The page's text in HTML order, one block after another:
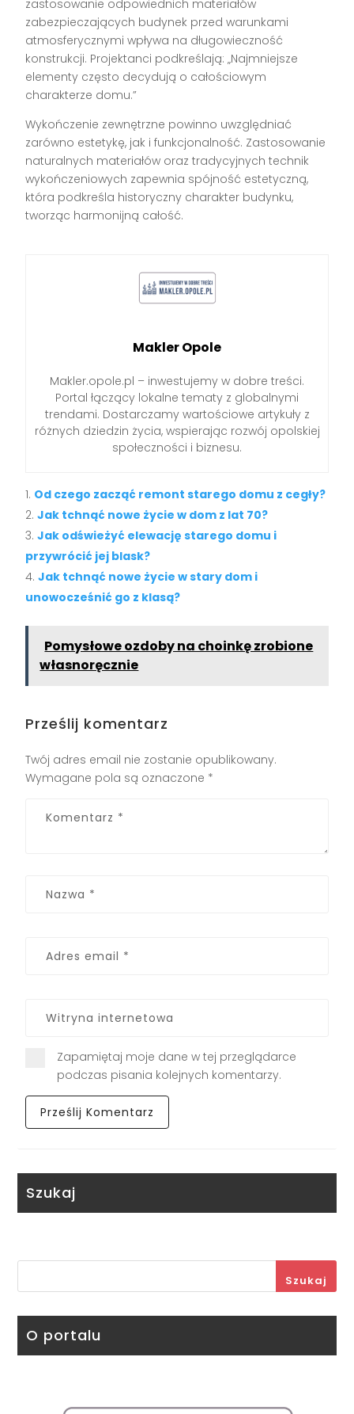
zastosowanie odpowiednich materiałów
zabezpieczających budynek przed warunkami
atmosferycznymi wpływa na długowieczność
konstrukcji. Projektanci podkreślają: „Najmniejsze
elementy często decydują o całościowym
charakterze domu.”
Wykończenie zewnętrzne powinno uwzględniać
zarówno estetykę, jak i funkcjonalność. Zastosowanie
naturalnych materiałów oraz tradycyjnych technik
wykończeniowych zapewnia spójność estetyczną,
która podkreśla historyczny charakter budynku,
tworząc harmonijną całość.
Makler Opole
Makler.opole.pl – inwestujemy w dobre treści.
Portal łączący lokalne tematy z globalnymi
trendami. Dostarczamy wartościowe artykuły z
różnych dziedzin życia, wspierając rozwój opolskiej
społeczności i biznesu.
Od czego zacząć remont starego domu z cegły?
Jak tchnąć nowe życie w dom z lat 70?
Jak odświeżyć elewację starego domu i
przywrócić jej blask?
Jak tchnąć nowe życie w stary dom i
unowocześnić go z klasą?
Pomysłowe ozdoby na choinkę zrobione
własnoręcznie
Prześlij komentarz
Twój adres email nie zostanie opublikowany.
Wymagane pola są oznaczone *
Zapamiętaj moje dane w tej przeglądarce
podczas pisania kolejnych komentarzy.
Szukaj
Szukaj
O portalu